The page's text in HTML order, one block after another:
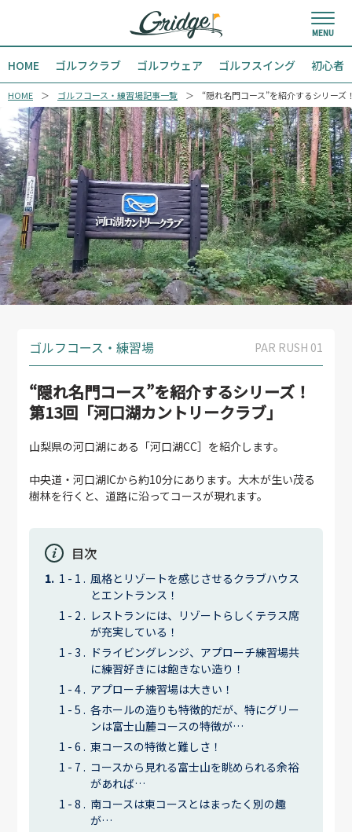
HOME ゴルフクラブ ゴルフウェア ゴルフスイング 初心者
HOME ゴルフコース・練習場記事一覧 “隠れ名門コース”を紹介するシリー
ゴルフコース・練習場 PAR RUSH 01
“隠れ名門コース”を紹介するシリーズ！
第13回「河口湖カントリークラブ」
山梨県の河口湖にある「河口湖CC］を紹介します。
中央道・河口湖ICから約10分にあります。大木が生い茂る
樹林を行くと、道路に沿ってコースが現れます。
目次
風格とリゾートを感じさせるクラブハウス
とエントランス！
レストランには、リゾートらしくテラス席
が充実している！
ドライビングレンジ、アプローチ練習場共
に練習好きには飽きない造り！
アプローチ練習場は大きい！
各ホールの造りも特徴的だが、特にグリー
ンは富士山麓コースの特徴が…
東コースの特徴と難しさ！
コースから見れる富士山を眺められる余裕
があれば…
南コースは東コースとはまったく別の趣
が…